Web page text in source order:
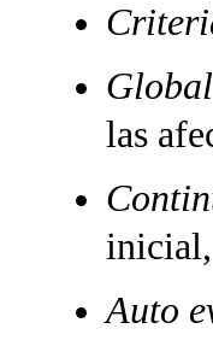
Global
las
Auto